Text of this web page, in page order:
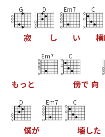
G
寂
D
し
Em7
い
C
横
もっ と
Em7 C
傍で 向
D
僕が
Em7 C
壊した